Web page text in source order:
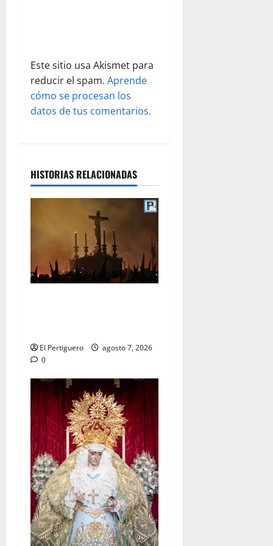
a
s
Este sitio usa Akismet para
reducir el spam. Aprende
cómo se procesan los
datos de tus comentarios.
HISTORIAS RELACIONADAS
El Pertiguero
agosto 7, 2026
0